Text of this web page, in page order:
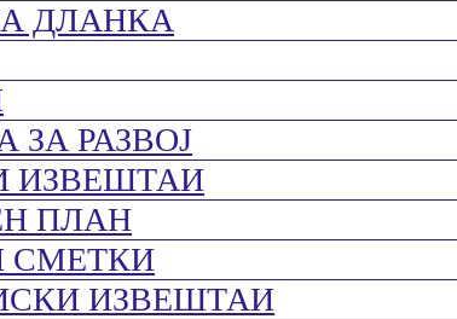
ДЛАНКА
ЗА РАЗВОЈ
ИЗВЕШТАИ
ПЛАН
СМЕТКИ
ИЗВЕШТАИ